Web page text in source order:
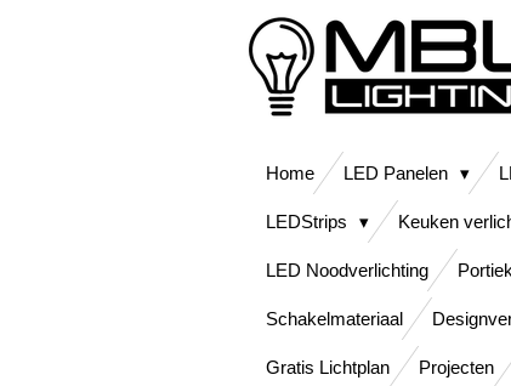
Home LED Panelen
LEDStrips Keuken
LED Noodverlichting
Schakelmateriaal
Gratis Lichtplan Projecten